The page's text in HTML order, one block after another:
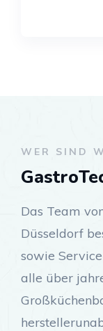
WER SIND
Das Team
Düsseldorf
sowie
alle über